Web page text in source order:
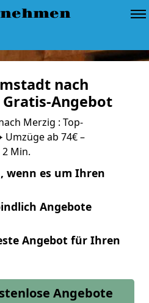
nach
Angebot
Merzig : Top-
ab 74€ –
Min.
wenn es um Ihren
Angebote
Angebot für Ihren
Angebote